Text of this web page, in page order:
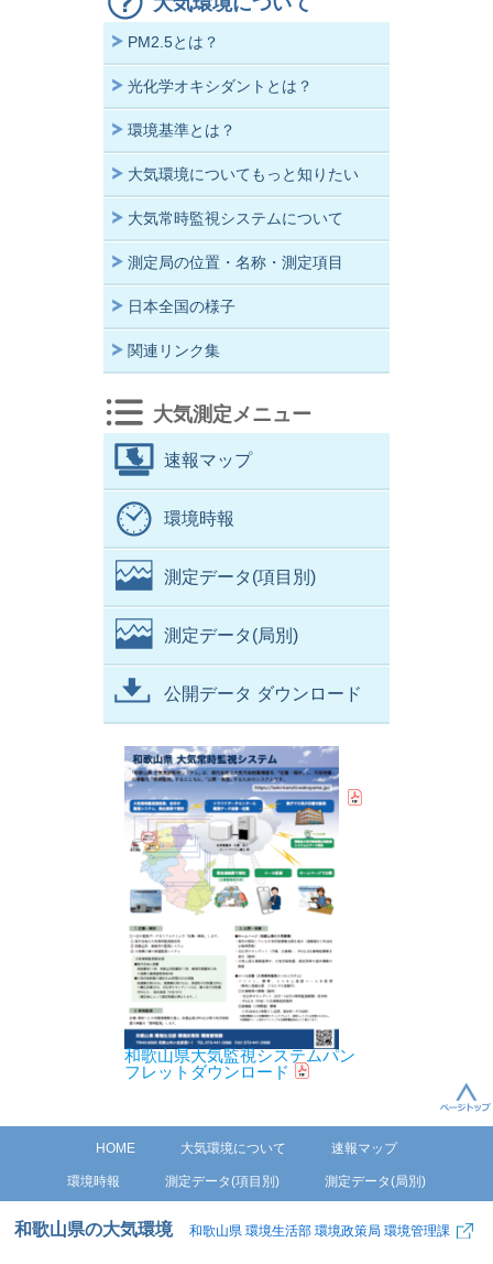
PM2.5とは？
光化学オキシダントとは？
環境基準とは？
大気環境についてもっと知りたい
大気常時監視システムについて
測定局の位置・名称・測定項目
日本全国の様子
関連リンク集
大気測定メニュー
速報マップ
環境時報
測定データ(項目別)
測定データ(局別)
公開データ ダウンロード
和歌山県大気監視システムパン
フレットダウンロード
HOME 大気環境について 速報マップ
環境時報 測定データ(項目別) 測定データ(局別)
和歌山県の大気環境 和歌山県 環境生活部 環境政策局 環境管理課